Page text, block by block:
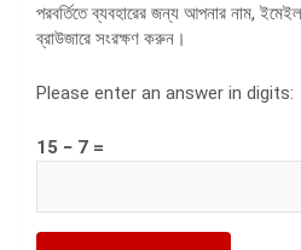
পরবর্তিতে ব্যবহারের জন্য আপনার নাম,
ব্রাউজারে সংরক্ষণ করুন।
Please enter an answer in digits:
15 − 7 =